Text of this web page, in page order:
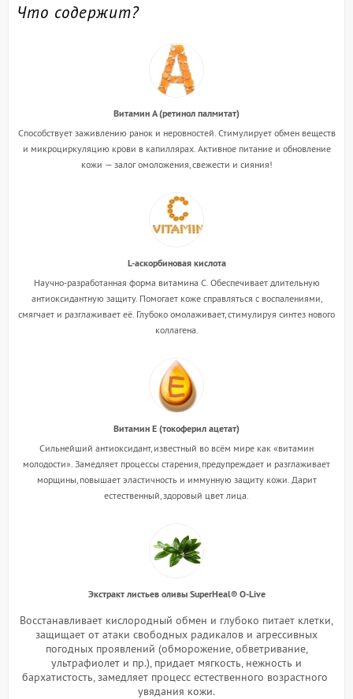
Что содержит?
Витамин А (ретинол палмитат)
Способствует заживлению ранок и неровностей. Стимулирует обмен веществ
и микроциркуляцию крови в капиллярах. Активное питание и обновление
кожи — залог омоложения, свежести и сияния!
L-аскорбиновая кислота
Научно-разработанная форма витамина C. Обеспечивает длительную
антиоксидантную защиту. Помогает коже справляться с воспалениями,
смягчает и разглаживает её. Глубоко омолаживает, стимулируя синтез нового
коллагена.
Витамин E (токоферил ацетат)
Сильнейший антиоксидант, известный во всём мире как «витамин
молодости». Замедляет процессы старения, предупреждает и разглаживает
морщины, повышает эластичность и иммунную защиту кожи. Дарит
естественный, здоровый цвет лица.
Экстракт листьев оливы SuperHeal® O-Live
Восстанавливает кислородный обмен и глубоко питает клетки,
защищает от атаки свободных радикалов и агрессивных
погодных проявлений (обморожение, обветривание,
ультрафиолет и пр.), придает мягкость, нежность и
бархатистость, замедляет процесс естественного возрастного
увядания кожи.